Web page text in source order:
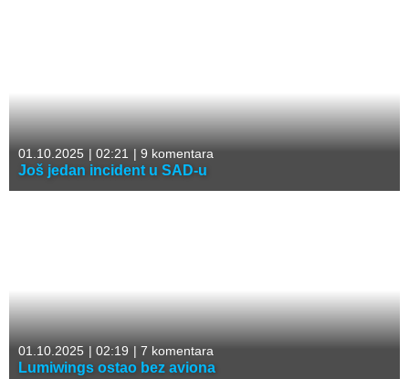
01.10.2025 | 02:21 | 9 komentara
Još jedan incident u SAD-u
01.10.2025 | 02:19 | 7 komentara
Lumiwings ostao bez aviona